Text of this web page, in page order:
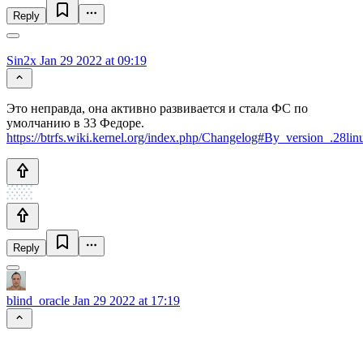
Reply
Sin2x Jan 29 2022 at 09:19
Это неправда, она активно развивается и стала ФС по
умолчанию в 33 Федоре.
https://btrfs.wiki.kernel.org/index.php/
Reply
blind_oracle Jan 29 2022 at 17:19